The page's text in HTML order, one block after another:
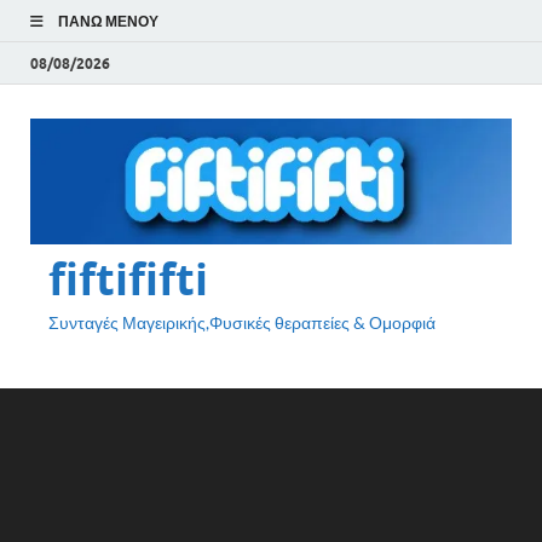
ΠΆΝΩ ΜΕΝΟΎ
08/08/2026
fiftififti
Συνταγές Μαγειρικής,Φυσικές θεραπείες & Ομορφιά